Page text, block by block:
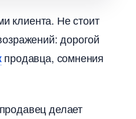
клиента. Не стоит
дорогой
продавца, сомнения
делает